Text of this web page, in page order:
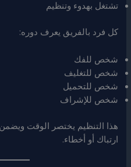
تشتغل بهدوء وتنظيم
كل فرد بالفريق يعرف دوره:
شخص للفك
شخص للتغليف
شخص للتحميل
شخص للإشراف
هذا التنظيم يختصر الوقت
ارتباك أو أخطاء.